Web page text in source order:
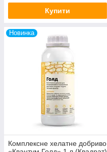
Купити
Новинка
Комплексне хелатне добриво